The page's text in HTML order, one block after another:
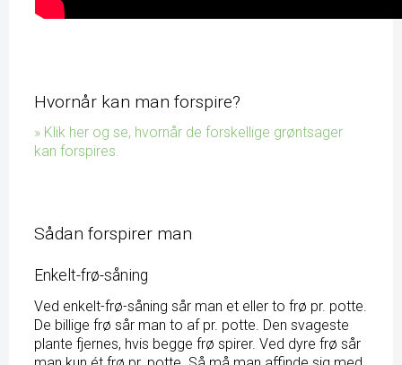
Hvornår kan man forspire?
» Klik her og se, hvornår de forskellige grøntsager
kan forspires.
Sådan forspirer man
Enkelt-frø-såning
Ved enkelt-frø-såning sår man et eller to frø pr. potte.
De billige frø sår man to af pr. potte. Den svageste
plante fjernes, hvis begge frø spirer. Ved dyre frø sår